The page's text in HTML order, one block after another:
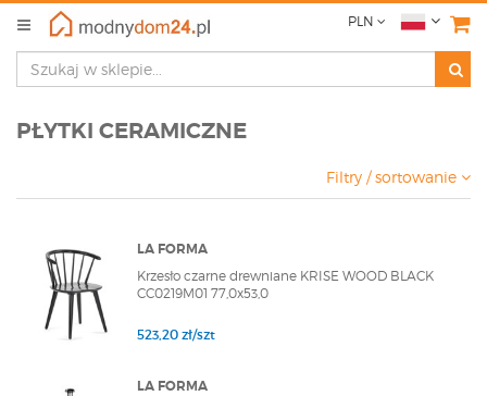
PLN
PŁYTKI CERAMICZNE
Filtry / sortowanie
LA FORMA
Krzesło czarne drewniane KRISE WOOD BLACK
CC0219M01 77,0x53,0
523,20 zł/szt
LA FORMA